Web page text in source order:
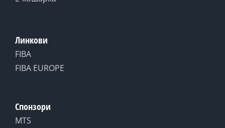
Линкови
FIBA
FIBA EUROPE
Спонзори
MTS